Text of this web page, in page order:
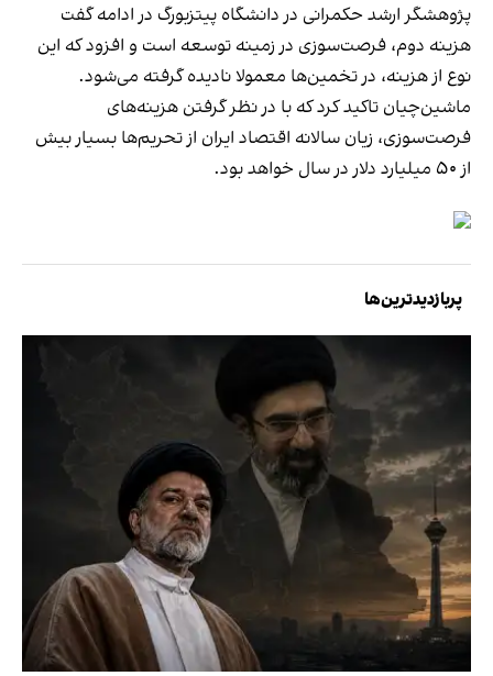
پژوهشگر ارشد حکمرانی در دانشگاه پیتزبورگ در ادامه گفت
هزینه دوم، فرصت‌سوزی در زمینه توسعه است و افزود که این
نوع از هزینه، در تخمین‌ها معمولا نادیده گرفته می‌شود.
ماشین‌چیان تاکید کرد که با در نظر گرفتن هزینه‌های
فرصت‌سوزی، زیان سالانه اقتصاد ایران از تحریم‌ها بسیار بیش
از ۵۰ میلیارد دلار در سال خواهد بود.
پربازدیدترین‌ها